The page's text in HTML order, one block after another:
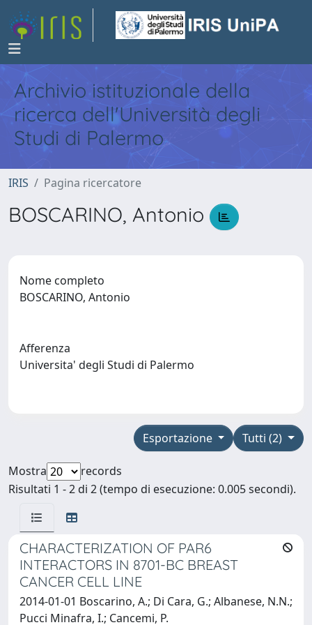
Archivio istituzionale della
ricerca dell'Università degli
Studi di Palermo
IRIS Pagina ricercatore
BOSCARINO, Antonio
Nome completo
BOSCARINO, Antonio
Afferenza
Universita' degli Studi di Palermo
Tutti (2)
Esportazione
Mostra
records
Risultati 1 - 2 di 2 (tempo di esecuzione: 0.005 secondi).
CHARACTERIZATION OF PAR6
INTERACTORS IN 8701-BC BREAST
CANCER CELL LINE
2014-01-01 Boscarino, A.; Di Cara, G.; Albanese, N.N.;
Pucci Minafra, I.; Cancemi, P.